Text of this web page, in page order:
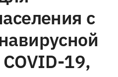
с
19,